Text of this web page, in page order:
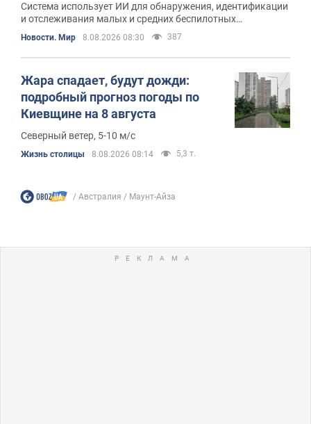
Система использует ИИ для обнаружения, идентификации
и отслеживания малых и средних беспилотных
Новости. Мир 8.08.2026 08:30 387
Жара спадает, будут дожди:
подробный прогноз погоды по
Киевщине на 8 августа
Северный ветер, 5-10 м/с
Жизнь столицы 8.08.2026 08:14 5,3 т.
Австралия Маунт-Айза